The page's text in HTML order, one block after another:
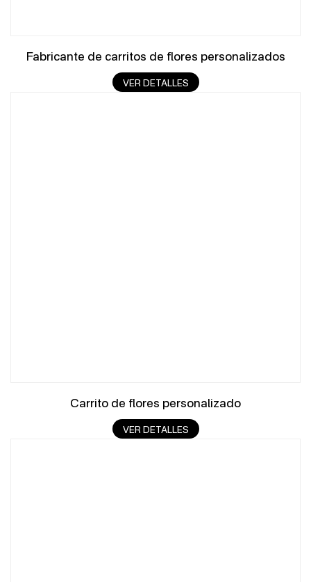
Fabricante de carritos de flores personalizados
VER DETALLES
Carrito de flores personalizado
VER DETALLES